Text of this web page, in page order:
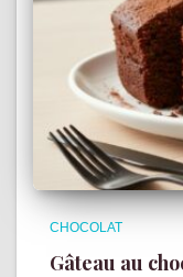
CHOCOLAT
Gâteau au